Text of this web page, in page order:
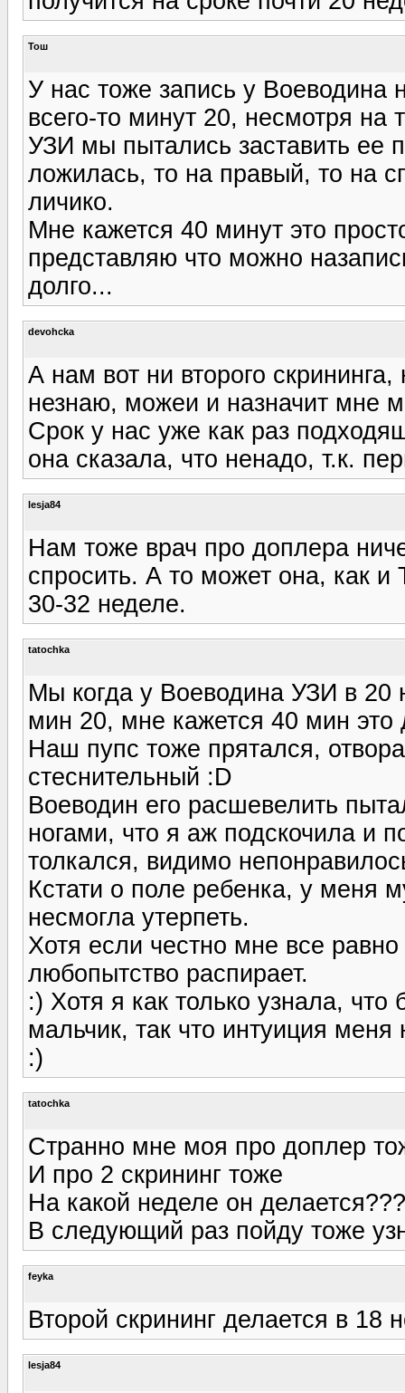
Тош
У нас тоже запись у
всего-то минут 20, несмотря на
УЗИ мы пытались заставить ее
ложилась, то на правый, то на
личико.
Мне кажется 40 минут это
представляю что можно
долго...
devohcka
А нам вот ни второго
незнаю, можеи и назначит мне
Срок у нас уже как раз
она сказала, что ненадо, т.к.
lesja84
Нам тоже врач про доплера
спросить. А то может она, как и
30-32 неделе.
tatochka
Мы когда у Воеводина УЗИ в 20
мин 20, мне кажется 40 мин это
Наш пупс тоже прятался,
стеснительный :D
Воеводин его расшевелить
ногами, что я аж подскочила и
толкался, видимо
Кстати о поле ребенка, у меня
несмогла утерпеть.
Хотя если честно мне все
любопытство распирает.
:) Хотя я как только узнала, что
мальчик, так что интуиция меня
:)
tatochka
Странно мне моя про доплер
И про 2 скрининг тоже
На какой неделе он
В следующий раз пойду тоже
feyka
Второй скрининг делается в 18
lesja84